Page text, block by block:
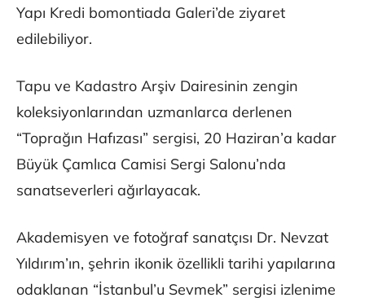
Yapı Kredi bomontiada Galeri’de ziyaret
edilebiliyor.
Tapu ve Kadastro Arşiv Dairesinin zengin
koleksiyonlarından uzmanlarca derlenen
“Toprağın Hafızası” sergisi, 20 Haziran’a kadar
Büyük Çamlıca Camisi Sergi Salonu’nda
sanatseverleri ağırlayacak.
Akademisyen ve fotoğraf sanatçısı Dr. Nevzat
Yıldırım’ın, şehrin ikonik özellikli tarihi yapılarına
odaklanan “İstanbul’u Sevmek” sergisi izlenime